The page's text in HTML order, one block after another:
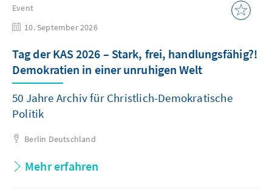
Event
10. September 2026
Tag der KAS 2026 – Stark, frei, handlungsfähig?!
Demokratien in einer unruhigen Welt
50 Jahre Archiv für Christlich-Demokratische
Politik
Berlin Deutschland
Mehr erfahren